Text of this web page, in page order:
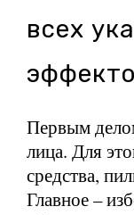
всех
Первым
лица. Для
средства,
Главное –